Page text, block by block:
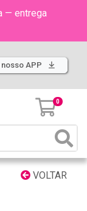
— entrega
nosso APP
0
VOLTAR